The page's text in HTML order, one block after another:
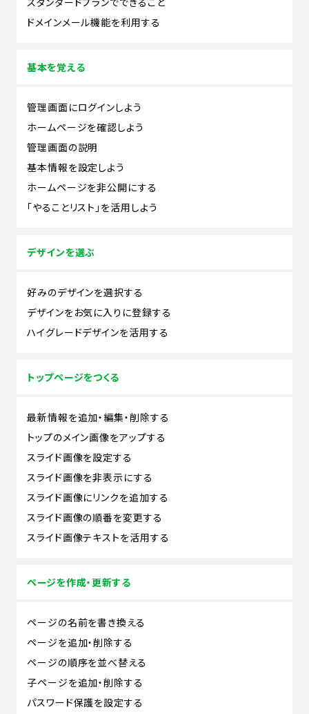
ドメインメール機能を利用する
基本を覚える
管理画面にログインしよう
ホームページを確認しよう
管理画面の説明
基本情報を設定しよう
ホームページを非公開にする
「やることリスト」を活用しよう
デザインを選ぶ
好みのデザインを選択する
デザインをお気に入りに登録する
ハイグレードデザインを活用する
トップページをつくる
最新情報を追加・編集・削除する
トップのメイン画像をアップする
スライド画像を設定する
スライド画像を非表示にする
スライド画像にリンクを追加する
スライド画像の順番を変更する
スライド画像テキストを活用する
ページを作成・更新する
ページの名前を書き換える
ページを追加・削除する
ページの順序を並べ替える
子ページを追加・削除する
パスワード保護を設定する